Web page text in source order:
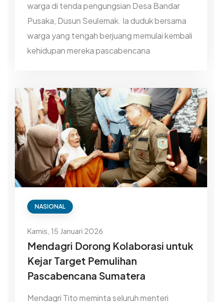
warga di tenda pengungsian Desa Bandar
Pusaka, Dusun Seulemak. Ia duduk bersama
warga yang tengah berjuang memulai kembali
kehidupan mereka pascabencana
NASIONAL
Kamis, 15 Januari 2026
Mendagri Dorong Kolaborasi untuk
Kejar Target Pemulihan
Pascabencana Sumatera
Mendagri Tito meminta seluruh menteri